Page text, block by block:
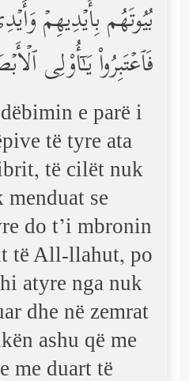
بُیُوتَهُم بِأَیۡدِیهِمۡ
فَٱعۡتَبِرُواْ یَـٰۤأُوْلِی
e parë i
të tyre ata
të cilët nuk
se
do t’i mbronin
të All-llahut, po
atyre nga nuk
dhe në zemrat
ashu që me
me duart të